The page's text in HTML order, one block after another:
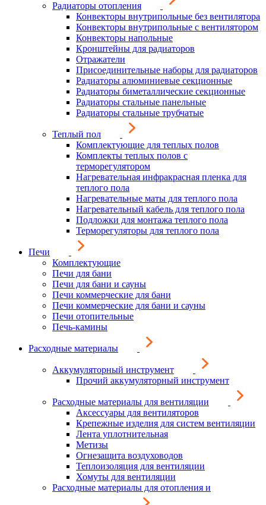
Радиаторы отопления
Конвекторы внутрипольные без вентилятора
Конвекторы внутрипольные с вентилятором
Конвекторы напольные
Кронштейны для радиаторов
Отражатели
Присоединительные наборы для радиаторов
Радиаторы алюминиевые секционные
Радиаторы биметаллические секционные
Радиаторы стальные панельные
Радиаторы стальные трубчатые
Теплый пол
Комплектующие для теплых полов
Комплекты теплых полов с
терморегулятором
Нагревательная инфракрасная пленка для
теплого пола
Нагревательные маты для теплого пола
Нагревательный кабель для теплого пола
Подложки для монтажа теплого пола
Терморегуляторы для теплого пола
Печи
Комплектующие
Печи для бани
Печи для бани и сауны
Печи коммерческие для бани
Печи коммерческие для бани и сауны
Печи отопительные
Печь-камины
Расходные материалы
Аккумуляторный инструмент
Прочий аккумуляторный инструмент
Расходные материалы для вентиляции
Аксессуары для вентиляторов
Крепежные изделия для систем вентиляции
Лента уплотнительная
Метизы
Огнезащита воздуховодов
Теплоизоляция для вентиляции
Хомуты для вентиляции
Расходные материалы для отопления и